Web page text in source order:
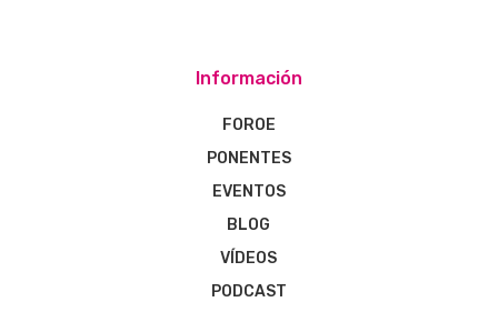
Información
FOROE
PONENTES
EVENTOS
BLOG
VÍDEOS
PODCAST